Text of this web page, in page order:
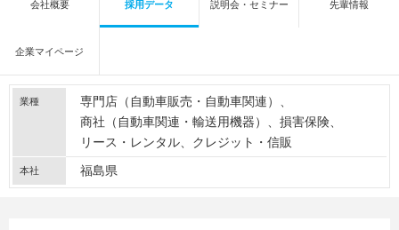
会社概要 採用データ 説明会・セミナー 先輩情報
企業マイページ
業種
専門店（自動車販売・自動車関連）
商社（自動車関連・輸送用機器）
損害保険
リース・レンタル
クレジット・信販
本社 福島県